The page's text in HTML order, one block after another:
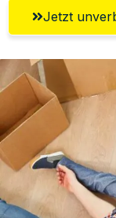
Jetzt